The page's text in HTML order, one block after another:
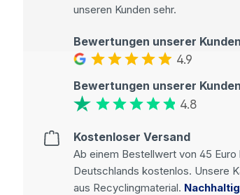
unseren Kunden sehr.
Bewertungen unserer
4.9
Bewertungen unserer
4.8
Kostenloser Versand
Ab einem Bestellwert von 45 Euro
Deutschlands kostenlos. Unsere
aus Recyclingmaterial.